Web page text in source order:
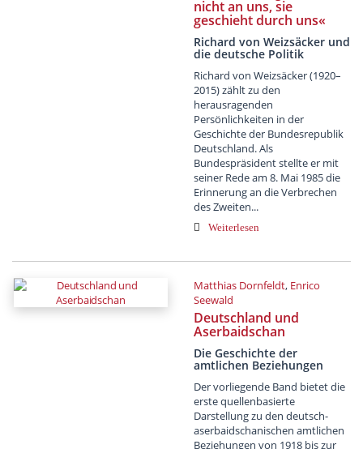
nicht an uns, sie
geschieht durch uns«
Richard von Weizsäcker und
die deutsche Politik
Richard von Weizsäcker (1920–
2015) zählt zu den
herausragenden
Persönlichkeiten in der
Geschichte der Bundesrepublik
Deutschland. Als
Bundespräsident stellte er mit
seiner Rede am 8. Mai 1985 die
Erinnerung an die Verbrechen
des Zweiten...
Weiterlesen
Matthias Dornfeldt, Enrico
Seewald
Deutschland und
Aserbaidschan
Die Geschichte der
amtlichen Beziehungen
Der vorliegende Band bietet die
erste quellenbasierte
Darstellung zu den deutsch-
aserbaidschanischen amtlichen
Beziehungen von 1918 bis zur